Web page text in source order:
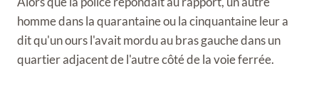
homme dans la quarantaine ou la cinquantaine leur a
dit qu'un ours l'avait mordu au bras gauche dans un
quartier adjacent de l'autre côté de la voie ferrée.